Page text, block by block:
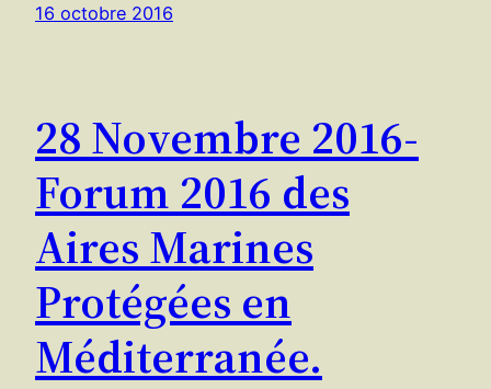
16 octobre 2016
28 Novembre 2016-
Forum 2016 des
Aires Marines
Protégées en
Méditerranée.